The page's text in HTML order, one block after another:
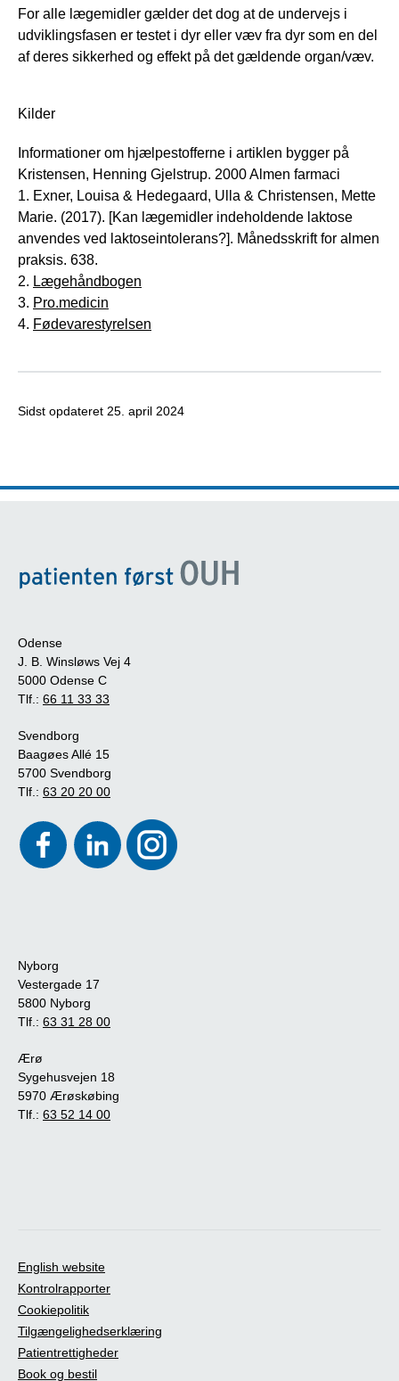
For alle lægemidler gælder det dog at de undervejs i
udviklingsfasen er testet i dyr eller væv fra dyr som en del
af deres sikkerhed og effekt på det gældende organ/væv.
Kilder
Informationer om hjælpestofferne i artiklen bygger på
Kristensen, Henning Gjelstrup. 2000 Almen farmaci
1. Exner, Louisa & Hedegaard, Ulla & Christensen, Mette
Marie. (2017). [Kan lægemidler indeholdende laktose
anvendes ved laktoseintolerans?]. Månedsskrift for almen
praksis. 638.
2. Lægehåndbogen
3. Pro.medicin
4. Fødevarestyrelsen
Sidst opdateret 25. april 2024
Odense
J. B. Winsløws Vej 4
5000 Odense C
Tlf.: 66 11 33 33
Svendborg
Baagøes Allé 15
5700 Svendborg
Tlf.: 63 20 20 00
Nyborg
Vestergade 17
5800 Nyborg
Tlf.: 63 31 28 00
Ærø
Sygehusvejen 18
5970 Ærøskøbing
Tlf.: 63 52 14 00
English website
Kontrolrapporter
Cookiepolitik
Tilgængelighedserklæring
Patientrettigheder
Book og bestil